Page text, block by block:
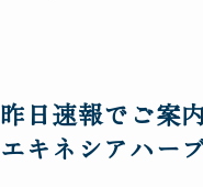
昨日速報でご案
エキネシアハー